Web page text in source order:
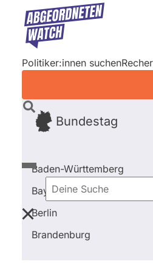
Direkt
Inhalt
Politiker:innen suchen
Bundestag
Baden-Württemberg
Bayern
Berlin
Brandenburg
Deine
Suche
Startseite EU-Parlament